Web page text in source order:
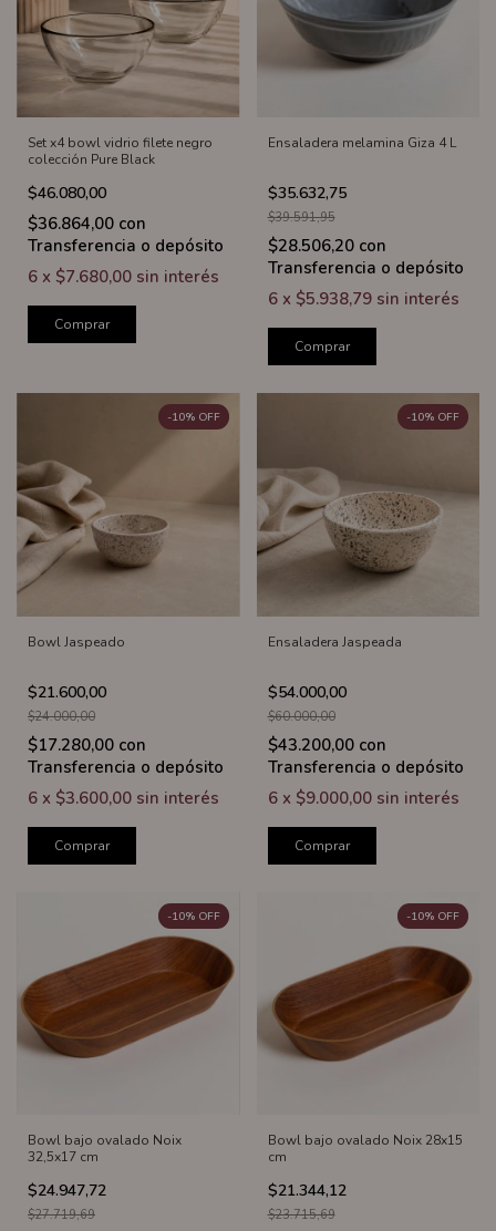
Set x4 bowl vidrio filete negro
colección Pure Black
$46.080,00
$36.864,00 con
Transferencia o depósito
6 x $7.680,00 sin interés
Comprar
Ensaladera melamina Giza 4 L
$35.632,75
$39.591,95
$28.506,20 con
Transferencia o depósito
6 x $5.938,79 sin interés
Comprar
Bowl Jaspeado
$21.600,00
-10% OFF
$24.000,00
$17.280,00 con
Transferencia o depósito
6 x $3.600,00 sin interés
Comprar
Ensaladera Jaspeada
$54.000,00
-10% OFF
$60.000,00
$43.200,00 con
Transferencia o depósito
6 x $9.000,00 sin interés
Comprar
Bowl bajo ovalado Noix
32,5x17 cm
$24.947,72
-10% OFF
$27.719,69
Bowl bajo ovalado Noix 28x15
cm
$21.344,12
-10% OFF
$23.715,69